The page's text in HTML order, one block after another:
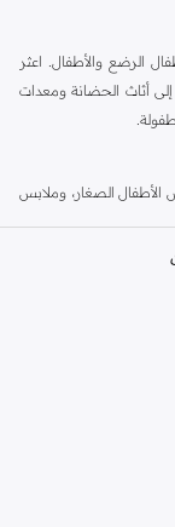
الرضع والأطفال. اعثر
إلى أثاث الحضانة ومعدات
الصغار، وملابس
والمرايل لإكمال
والديكور. تأكد
السيارة، وأسرة
الرضاعة، وأجهزة
والسلامة لدينا، مثل